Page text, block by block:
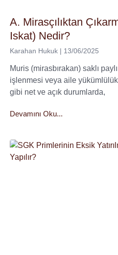
A. Mirasçılıktan
Iskat) Nedir?
Karahan Hukuk 13/06/2025
Muris (mirasbırakan) saklı
işlenmesi veya aile
gibi net ve açık durumlarda,
Devamını Oku...